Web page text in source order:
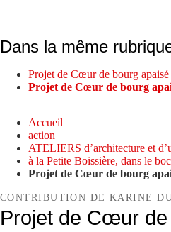
Dans la même
Projet de Cœur de bourg apaisé
Projet de Cœur de bourg
Accueil
action
ATELIERS d’architecture et
à la Petite Boissière, dans le
Projet de Cœur de bourg
CONTRIBUTION DE KARINE
Projet de Cœur